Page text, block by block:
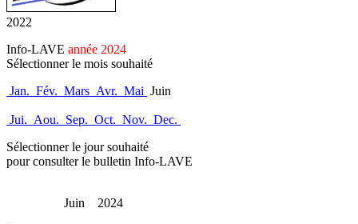
2022
Info-LAVE année 2024
Sélectionner le mois souhaité
Jan. Fév. Mars Avr. Mai Juin
Jui. Aou. Sep. Oct. Nov. Dec.
Sélectionner le jour souhaité
pour consulter le bulletin Info-LAVE
Juin 2024